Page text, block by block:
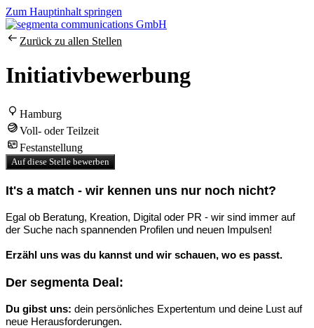
Zum Hauptinhalt springen
Zurück zu allen Stellen
Initiativbewerbung
Hamburg
Voll- oder Teilzeit
Festanstellung
Auf diese Stelle bewerben
It's a match - wir kennen uns nur noch nicht?
Egal ob Beratung, Kreation, Digital oder PR - wir sind immer auf
der Suche nach spannenden Profilen und neuen Impulsen!
Erzähl uns was du kannst und wir schauen, wo es passt.
Der segmenta Deal:
Du gibst uns: dein persönliches Expertentum und deine Lust auf
neue Herausforderungen.